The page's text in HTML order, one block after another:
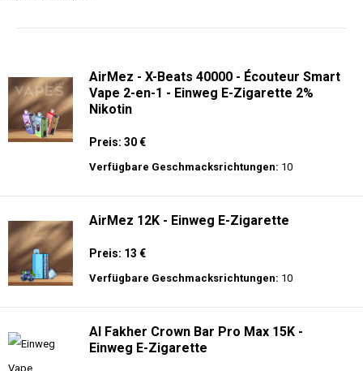
AirMez - X-Beats 40000 - Écouteur Smart
Vape 2-en-1 - Einweg E-Zigarette 2%
Preis: 30 €
Preis: 13 €
Al Fakher Crown Bar Pro Max 15K -